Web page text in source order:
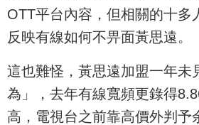
OTT平台內容，但相關的十多
反映有線如何不畀面黃思遠。
這也難怪，黃思遠加盟一年未
為」，去年有線寬頻更錄得
高，電視台之前靠高價外判予